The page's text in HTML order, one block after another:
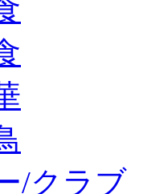
/クラブ